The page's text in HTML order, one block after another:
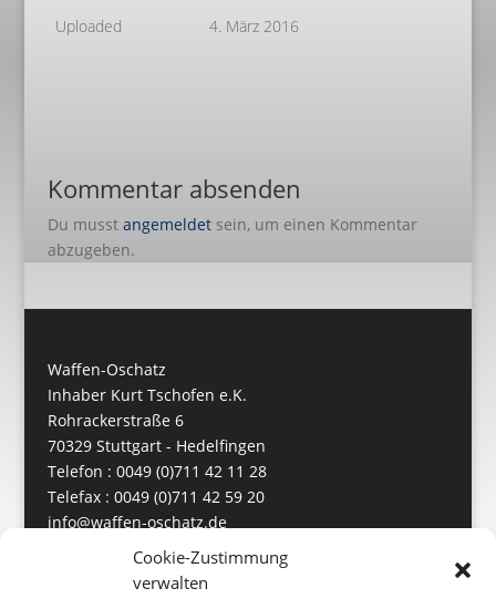
Cookie-Zustimmung
verwalten
Uploaded 4. März 2016
Kommentar absenden
Du musst angemeldetsein, um einen Kommentar
abzugeben.
Waffen-Oschatz
Inhaber Kurt Tschofen e.K.
Rohrackerstraße 6
70329 Stuttgart - Hedelfingen
Telefon : 0049 (0)711 42 11 28
Telefax : 0049 (0)711 42 59 20
info@waffen-oschatz.de
https://www.waffen-oschatz.de